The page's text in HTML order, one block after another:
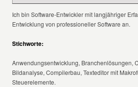
Ich bin Software-Entwickler mit langjähriger
Entwicklung von professioneller Software an.
Stichworte:
Anwendungsentwicklung, Branchenlösungen,
Bildanalyse, Compilerbau, Texteditor mit
Steuerelemente.